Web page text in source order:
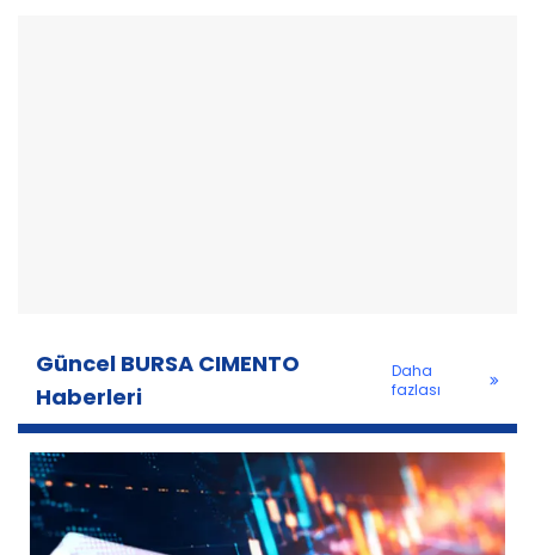
Güncel BURSA CIMENTO
Haberleri
Daha
fazlası